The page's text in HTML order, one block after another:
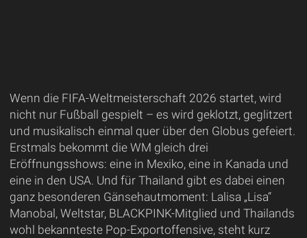
Wenn die FIFA-Weltmeisterschaft 2026 startet, wird
nicht nur Fußball gespielt – es wird geklotzt, geglitzert
und musikalisch einmal quer über den Globus gefeiert.
Erstmals bekommt die WM gleich drei
Eröffnungsshows: eine in Mexiko, eine in Kanada und
eine in den USA. Und für Thailand gibt es dabei einen
ganz besonderen Gänsehautmoment: Lalisa „Lisa“
Manobal, Weltstar, BLACKPINK-Mitglied und Thailands
wohl bekannteste Pop-Exportoffensive, steht kurz